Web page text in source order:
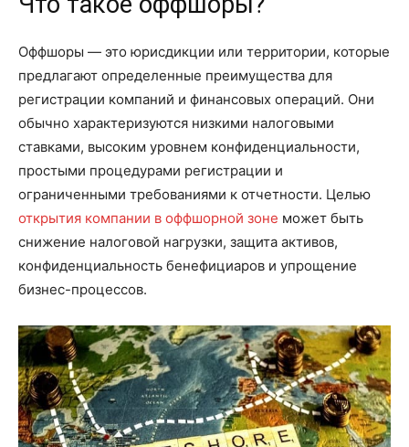
Оффшоры — это юрисдикции или территории, которые
предлагают определенные преимущества для
регистрации компаний и финансовых операций. Они
обычно характеризуются низкими налоговыми
ставками, высоким уровнем конфиденциальности,
простыми процедурами регистрации и
ограниченными требованиями к отчетности. Целью
открытия компании в оффшорной зоне может быть
снижение налоговой нагрузки, защита активов,
конфиденциальность бенефициаров и упрощение
бизнес-процессов.